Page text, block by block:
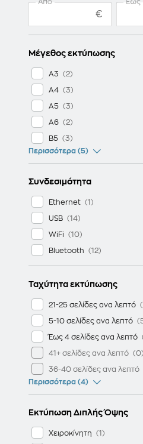
Από
€
Έως
Μέγεθος εκτύπωσης
A3
A4
A5
A6
B5
Περισσότερα (5)
Συνδεσιμότητα
Ethernet
USB
WiFi
Bluetooth
Ταχύτητα εκτύπωσης
21-25 σελίδες ανα λεπτό
5-10 σελίδες ανα λεπτό
Έως 4 σελίδες ανα λεπτό
41+ σελίδες ανα λεπτό
36-40 σελίδες ανα λεπτό
Περισσότερα (4)
Εκτύπωση Διπλής Όψης
Χειροκίνητη